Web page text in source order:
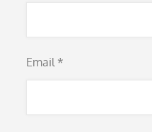
Email *